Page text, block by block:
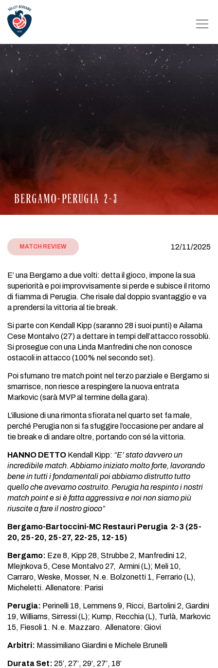
BERGAMO-PERUGIA 2-3
MATCH REVIEW 12/11/2025
E’ una Bergamo a due volti: detta il gioco, impone la sua
superiorità e poi improvvisamente si perde e subisce il ritorno
di fiamma di Perugia. Che risale dal doppio svantaggio e va
a prendersi la vittoria al tie break.
Si parte con Kendall Kipp (saranno 28 i suoi punti) e Ailama
Cese Montalvo (27) a dettare in tempi dell’attacco rossoblù.
Si prosegue con una Linda Manfredini che non conosce
ostacoli in attacco (100% nel secondo set).
Poi sfumano tre match point nel terzo parziale e Bergamo si
smarrisce, non riesce a respingere la nuova entrata
Markovic (sarà MVP al termine della gara).
L’illusione di una rimonta sfiorata nel quarto set fa male,
perché Perugia non si fa sfuggire l’occasione per andare al
tie break e di andare oltre, portando con sé la vittoria.
HANNO DETTO Kendall Kipp: “E’ stato davvero un
incredibile match. Abbiamo iniziato molto forte, lavorando
bene in tutti i fondamentali poi abbiamo distrutto tutto
quello che avevamo costruito. Perugia ha respinto i nostri
match point e si è fatta aggressiva e noi non siamo più
riuscite a fare il nostro gioco”
Bergamo-Bartoccini-MC Restauri Perugia 2-3 (25-
20, 25-20, 25-27, 22-25, 12-15)
Bergamo: Eze 8, Kipp 28, Strubbe 2, Manfredini 12,
Mlejnkova 5, Cese Montalvo 27, Armini (L); Meli 10,
Carraro, Weske, Mosser, N.e. Bolzonetti 1, Ferrario (L),
Micheletti. Allenatore: Parisi
Perugia: Perinelli 18, Lemmens 9, Ricci, Bartolini 2, Gardini
19, Williams, Sirressi (L); Kump, Recchia (L), Turlà, Markovic
15, Fiesoli 1. N.e. Mazzaro. Allenatore: Giovi
Arbitri: Massimiliano Giardini e Michele Brunelli
Durata Set: 25’, 27’, 29’, 27’, 18’